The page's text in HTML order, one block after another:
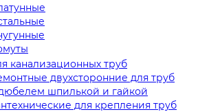
канализационных труб
двухсторонние для труб
шпилькой и гайкой
для крепления труб